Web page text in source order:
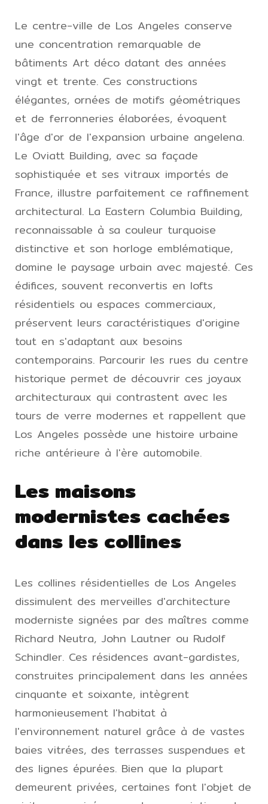
Le centre-ville de Los Angeles conserve
une concentration remarquable de
bâtiments Art déco datant des années
vingt et trente. Ces constructions
élégantes, ornées de motifs géométriques
et de ferronneries élaborées, évoquent
l'âge d'or de l'expansion urbaine angelena.
Le Oviatt Building, avec sa façade
sophistiquée et ses vitraux importés de
France, illustre parfaitement ce raffinement
architectural. La Eastern Columbia Building,
reconnaissable à sa couleur turquoise
distinctive et son horloge emblématique,
domine le paysage urbain avec majesté. Ces
édifices, souvent reconvertis en lofts
résidentiels ou espaces commerciaux,
préservent leurs caractéristiques d'origine
tout en s'adaptant aux besoins
contemporains. Parcourir les rues du centre
historique permet de découvrir ces joyaux
architecturaux qui contrastent avec les
tours de verre modernes et rappellent que
Los Angeles possède une histoire urbaine
riche antérieure à l'ère automobile.
Les maisons
modernistes cachées
dans les collines
Les collines résidentielles de Los Angeles
dissimulent des merveilles d'architecture
moderniste signées par des maîtres comme
Richard Neutra, John Lautner ou Rudolf
Schindler. Ces résidences avant-gardistes,
construites principalement dans les années
cinquante et soixante, intègrent
harmonieusement l'habitat à
l'environnement naturel grâce à de vastes
baies vitrées, des terrasses suspendues et
des lignes épurées. Bien que la plupart
demeurent privées, certaines font l'objet de